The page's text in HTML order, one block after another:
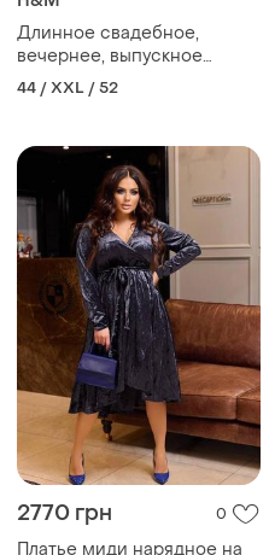
Длинное свадебное,
вечернее, выпускное
кружевное платье на запах
h&amp;m.
44 / XXL / 52
2770 грн 0
Платье миди нарядное на